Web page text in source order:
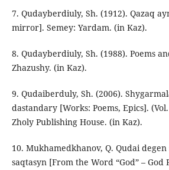
7. Qudayberdіuly, Sh. (1912). Qazaq
mirror]. Semey: Yardam. (in Kaz).
8. Qudayberdіuly, Sh. (1988). Poems
Zhazushy. (in Kaz).
9. Qudaiberduly, Sh. (2006).
dastandary [Works: Poems, Epics].
Zholy Publishing House. (in Kaz).
10. Mukhamedkhanov, Q. Qudai
saqtasyn [From the Word “God” – God